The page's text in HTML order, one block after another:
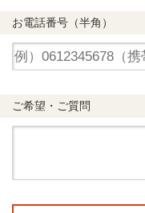
お電話番号（半角）
ご希望・ご質問